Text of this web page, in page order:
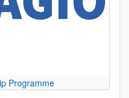
Programme